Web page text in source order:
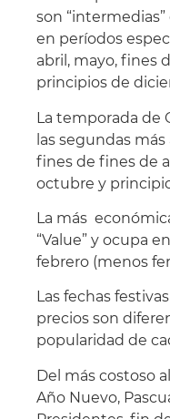
son
en períodos
abril, mayo, fines
principios de
La temporada de
las segundas
fines de fines de
octubre y
La más
“Value” y ocupa
febrero (menos
Las fechas
precios son
popularidad de
Del más costoso
Año Nuevo,